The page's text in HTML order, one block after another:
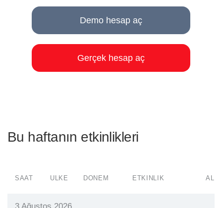
Demo hesap aç
Gerçek hesap aç
Bu haftanın etkinlikleri
SAAT ÜLKE DÖNEM ETKINLIK ALGI